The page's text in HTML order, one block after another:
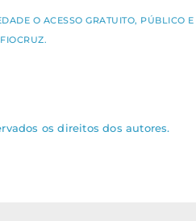
O ACESSO GRATUITO, PÚBLICO E
os direitos dos autores.